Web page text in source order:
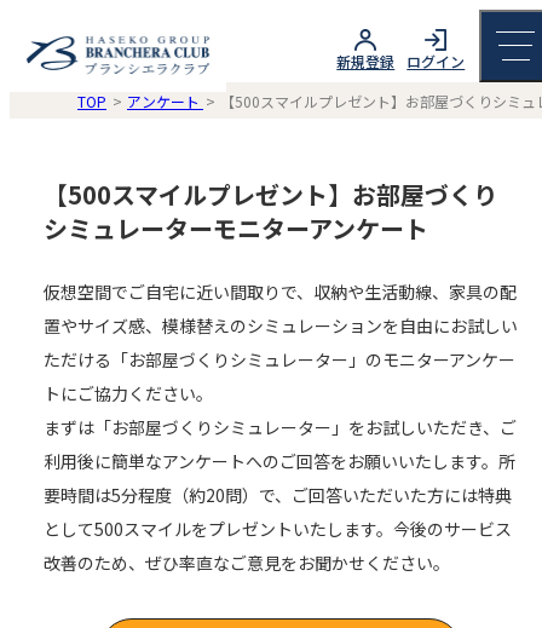
新規登録
ログイン
TOP
アンケート 【500スマイルプレゼント】お部屋づくりシミ
【500スマイルプレゼント】お部屋づくり
シミュレーターモニターアンケート
仮想空間でご自宅に近い間取りで、収納や生活動線、家具の配
置やサイズ感、模様替えのシミュレーションを自由にお試しい
ただける「お部屋づくりシミュレーター」のモニターアンケー
トにご協力ください。
まずは「お部屋づくりシミュレーター」をお試しいただき、ご
利用後に簡単なアンケートへのご回答をお願いいたします。所
要時間は5分程度（約20問）で、ご回答いただいた方には特典
として500スマイルをプレゼントいたします。今後のサービス
改善のため、ぜひ率直なご意見をお聞かせください。